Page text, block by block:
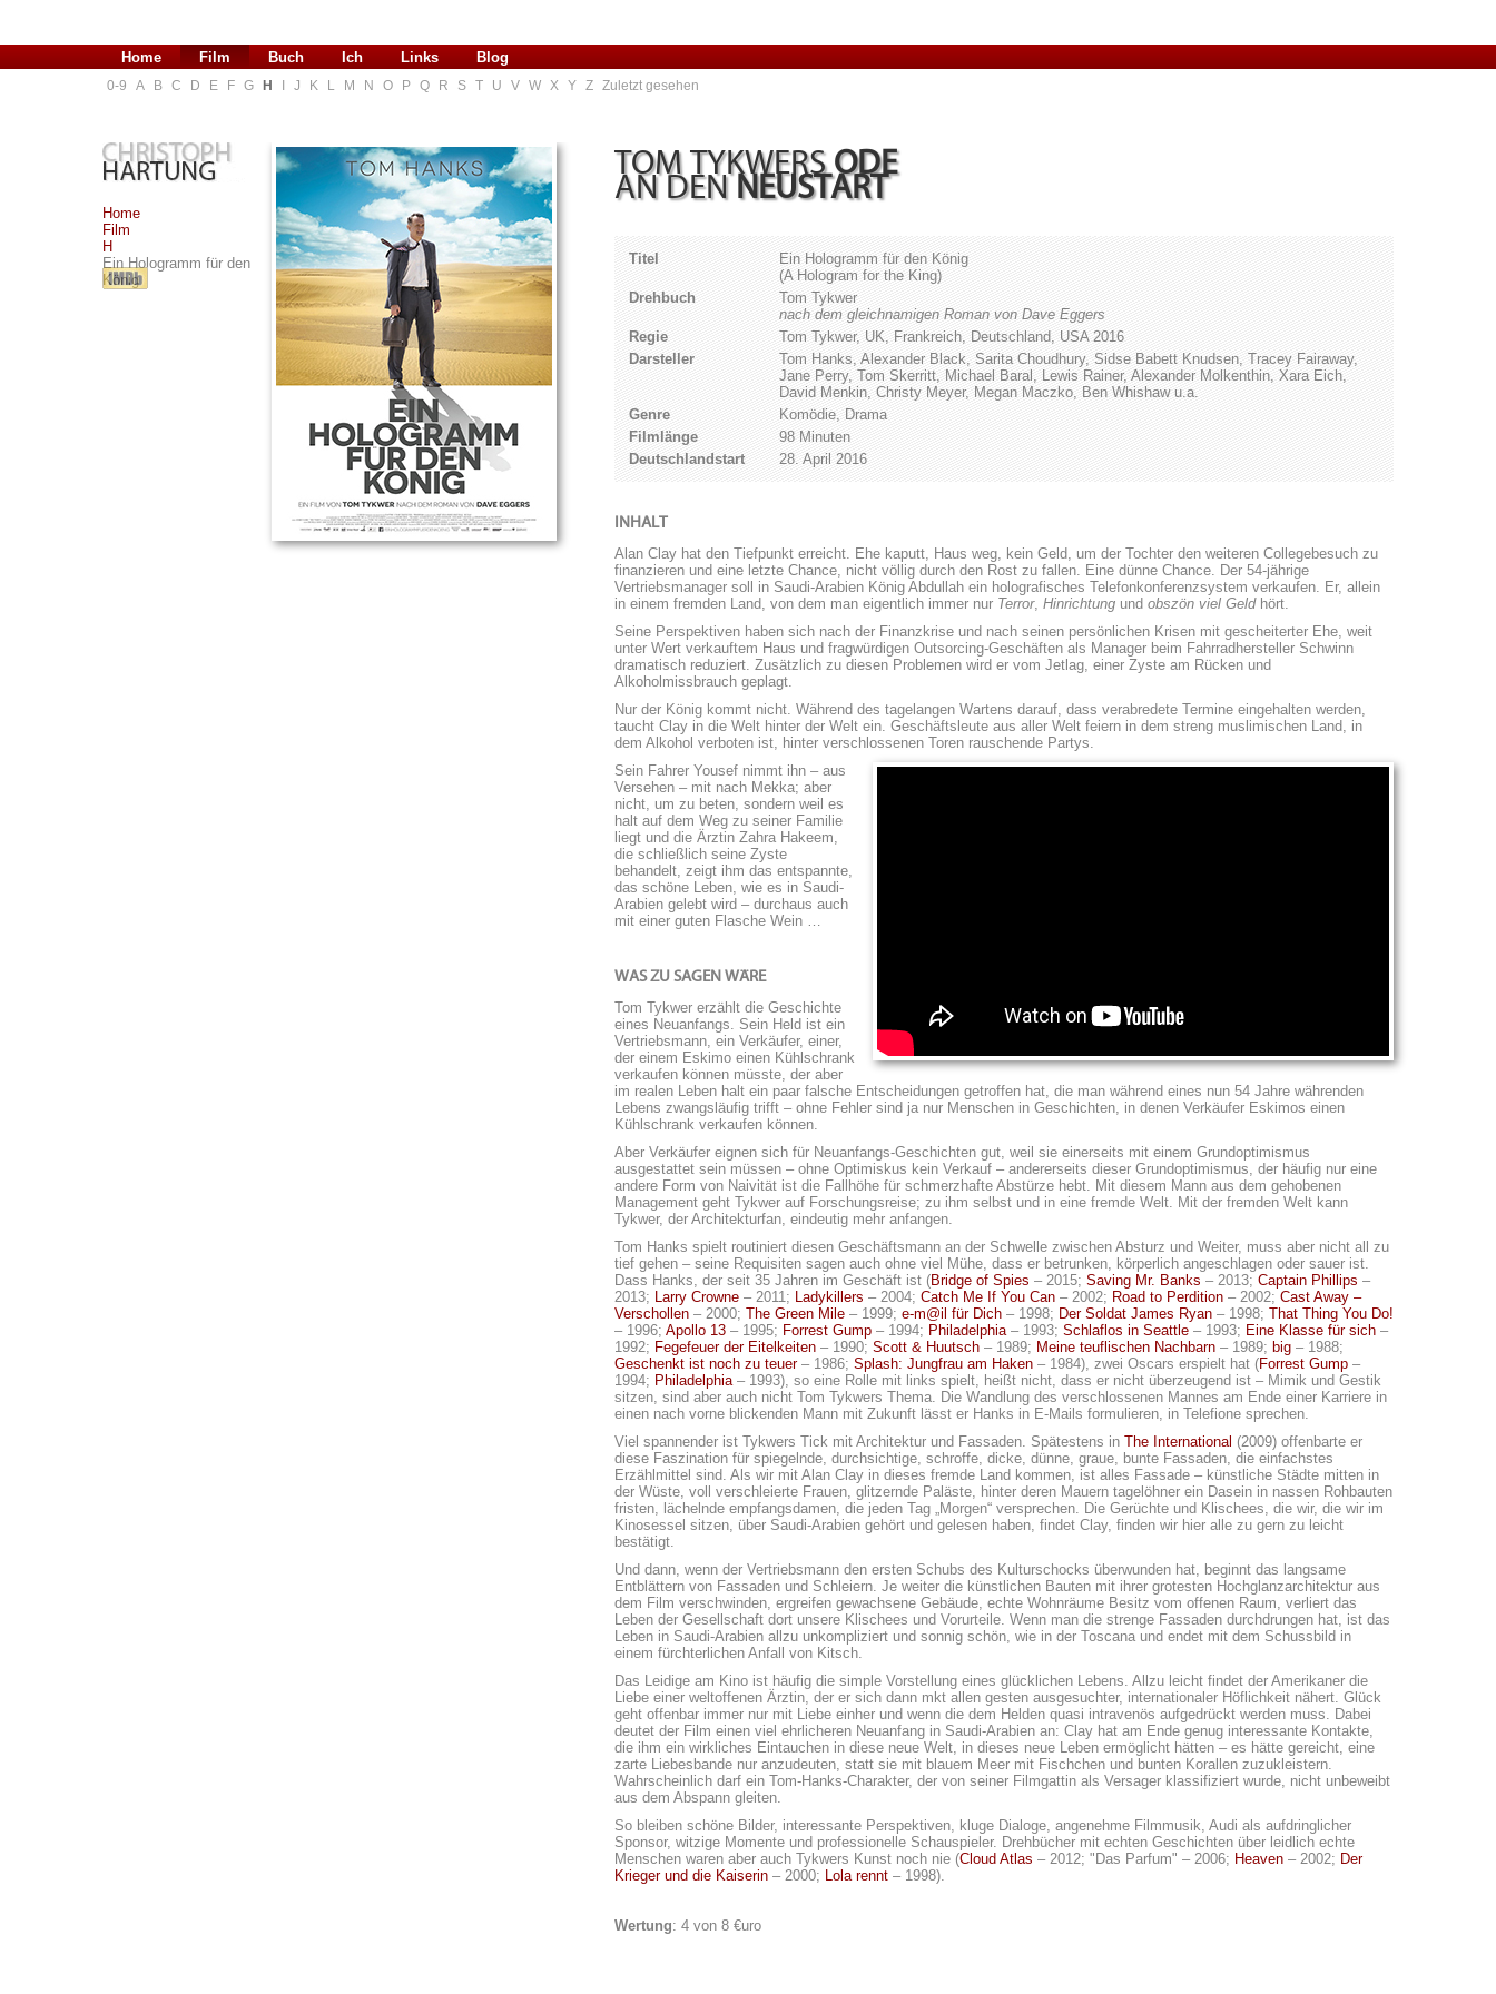
Home Film Buch Ich Links Blog
0-9 A B C D E F G H J K L M N O P Q R S T U V W X Y Z Zuletzt gesehen
Home
Film
H
Ein Hologramm für den
König
TOM TYKWERSODE
AN DEN NEUSTART
Titel
Ein Hologramm für den König
(A Hologram for the King)
Drehbuch
Tom Tykwer
nach dem gleichnamigen Roman von Dave Eggers
Regie
Tom Tykwer, UK, Frankreich, Deutschland, USA 2016
Darsteller
Tom Hanks, Alexander Black, Sarita Choudhury, Sidse Babett Knudsen, Tracey Fairaway,
Jane Perry, Tom Skerritt, Michael Baral, Lewis Rainer, Alexander Molkenthin, Xara Eich,
David Menkin, Christy Meyer, Megan Maczko, Ben Whishaw u.a.
Genre
Komödie, Drama
Filmlänge
98 Minuten
Deutschlandstart
28. April 2016
INHALT
Alan Clay hat den Tiefpunkt erreicht. Ehe kaputt, Haus weg, kein Geld, um der Tochter den weiteren Collegebesuch zu
finanzieren und eine letzte Chance, nicht völlig durch den Rost zu fallen. Eine dünne Chance. Der 54-jährige
Vertriebsmanager soll in Saudi-Arabien König Abdullah ein holografisches Telefonkonferenzsystem verkaufen. Er, allein
in einem fremden Land, von dem man eigentlich immer nur Terror, Hinrichtung und obszön viel Geldhört.
Seine Perspektiven haben sich nach der Finanzkrise und nach seinen persönlichen Krisen mit gescheiterter Ehe, weit
unter Wert verkauftem Haus und fragwürdigen Outsorcing-Geschäften als Manager beim Fahrradhersteller Schwinn
dramatisch reduziert. Zusätzlich zu diesen Problemen wird er vom Jetlag, einer Zyste am Rücken und
Alkoholmissbrauch geplagt.
Nur der König kommt nicht. Während des tagelangen Wartens darauf, dass verabredete Termine eingehalten werden,
taucht Clay in die Welt hinter der Welt ein. Geschäftsleute aus aller Welt feiern in dem streng muslimischen Land, in
dem Alkohol verboten ist, hinter verschlossenen Toren rauschende Partys.
Sein Fahrer Yousef nimmt ihn – aus
Versehen – mit nach Mekka; aber
nicht, um zu beten, sondern weil es
halt auf dem Weg zu seiner Familie
liegt und die Ärztin Zahra Hakeem,
die schließlich seine Zyste
behandelt, zeigt ihm das entspannte,
das schöne Leben, wie es in Saudi-
Arabien gelebt wird – durchaus auch
mit einer guten Flasche Wein …
WAS ZU SAGEN WÄRE
Tom Tykwer erzählt die Geschichte
eines Neuanfangs. Sein Held ist ein
Vertriebsmann, ein Verkäufer, einer,
der einem Eskimo einen Kühlschrank
verkaufen können müsste, der aber
im realen Leben halt ein paar falsche Entscheidungen getroffen hat, die man während eines nun 54 Jahre währenden
Lebens zwangsläufig trifft – ohne Fehler sind ja nur Menschen in Geschichten, in denen Verkäufer Eskimos einen
Kühlschrank verkaufen können.
Aber Verkäufer eignen sich für Neuanfangs-Geschichten gut, weil sie einerseits mit einem Grundoptimismus
ausgestattet sein müssen – ohne Optimiskus kein Verkauf – andererseits dieser Grundoptimismus, der häufig nur eine
andere Form von Naivität ist die Fallhöhe für schmerzhafte Abstürze hebt. Mit diesem Mann aus dem gehobenen
Management geht Tykwer auf Forschungsreise; zu ihm selbst und in eine fremde Welt. Mit der fremden Welt kann
Tykwer, der Architekturfan, eindeutig mehr anfangen.
Tom Hanks spielt routiniert diesen Geschäftsmann an der Schwelle zwischen Absturz und Weiter, muss aber nicht all zu
tief gehen – seine Requisiten sagen auch ohne viel Mühe, dass er betrunken, körperlich angeschlagen oder sauer ist.
Dass Hanks, der seit 35 Jahren im Geschäft ist (Bridge of Spies – 2015; Saving Mr. Banks – 2013; Captain Phillips –
2013; Larry Crowne – 2011; Ladykillers – 2004; Catch Me If You Can – 2002; Road to Perdition – 2002; Cast Away –
Verschollen – 2000; The Green Mile – 1999; e-m@il für Dich – 1998; Der Soldat James Ryan – 1998; That Thing You Do!
– 1996; Apollo 13 – 1995; Forrest Gump – 1994; Philadelphia– 1993; Schlaflos in Seattle – 1993; Eine Klasse für sich –
1992; Fegefeuer der Eitelkeiten – 1990; Scott & Huutsch – 1989; Meine teuflischen Nachbarn – 1989; big – 1988;
Geschenkt ist noch zu teuer– 1986; Splash: Jungfrau am Haken – 1984), zwei Oscars erspielt hat (Forrest Gump –
1994; Philadelphia– 1993), so eine Rolle mit links spielt, heißt nicht, dass er nicht überzeugend ist – Mimik und Gestik
sitzen, sind aber auch nicht Tom Tykwers Thema. Die Wandlung des verschlossenen Mannes am Ende einer Karriere in
einen nach vorne blickenden Mann mit Zukunft lässt er Hanks in E-Mails formulieren, in Telefione sprechen.
Viel spannender ist Tykwers Tick mit Architektur und Fassaden. Spätestens in The International (2009) offenbarte er
diese Faszination für spiegelnde, durchsichtige, schroffe, dicke, dünne, graue, bunte Fassaden, die einfachstes
Erzählmittel sind. Als wir mit Alan Clay in dieses fremde Land kommen, ist alles Fassade – künstliche Städte mitten in
der Wüste, voll verschleierte Frauen, glitzernde Paläste, hinter deren Mauern tagelöhner ein Dasein in nassen Rohbauten
fristen, lächelnde empfangsdamen, die jeden Tag „Morgen“ versprechen. Die Gerüchte und Klischees, die wir, die wir im
Kinosessel sitzen, über Saudi-Arabien gehört und gelesen haben, findet Clay, finden wir hier alle zu gern zu leicht
bestätigt.
Und dann, wenn der Vertriebsmann den ersten Schubs des Kulturschocks überwunden hat, beginnt das langsame
Entblättern von Fassaden und Schleiern. Je weiter die künstlichen Bauten mit ihrer grotesten Hochglanzarchitektur aus
dem Film verschwinden, ergreifen gewachsene Gebäude, echte Wohnräume Besitz vom offenen Raum, verliert das
Leben der Gesellschaft dort unsere Klischees und Vorurteile. Wenn man die strenge Fassaden durchdrungen hat, ist das
Leben in Saudi-Arabien allzu unkompliziert und sonnig schön, wie in der Toscana und endet mit dem Schussbild in
einem fürchterlichen Anfall von Kitsch.
Das Leidige am Kino ist häufig die simple Vorstellung eines glücklichen Lebens. Allzu leicht findet der Amerikaner die
Liebe einer weltoffenen Ärztin, der er sich dann mkt allen gesten ausgesuchter, internationaler Höflichkeit nähert. Glück
geht offenbar immer nur mit Liebe einher und wenn die dem Helden quasi intravenös aufgedrückt werden muss. Dabei
deutet der Film einen viel ehrlicheren Neuanfang in Saudi-Arabien an: Clay hat am Ende genug interessante Kontakte,
die ihm ein wirkliches Eintauchen in diese neue Welt, in dieses neue Leben ermöglicht hätten – es hätte gereicht, eine
zarte Liebesbande nur anzudeuten, statt sie mit blauem Meer mit Fischchen und bunten Korallen zuzukleistern.
Wahrscheinlich darf ein Tom-Hanks-Charakter, der von seiner Filmgattin als Versager klassifiziert wurde, nicht unbeweibt
aus dem Abspann gleiten.
So bleiben schöne Bilder, interessante Perspektiven, kluge Dialoge, angenehme Filmmusik, Audi als aufdringlicher
Sponsor, witzige Momente und professionelle Schauspieler. Drehbücher mit echten Geschichten über leidlich echte
Menschen waren aber auch Tykwers Kunst noch nie (Cloud Atlas – 2012; "Das Parfum" – 2006; Heaven – 2002; Der
Krieger und die Kaiserin – 2000; Lola rennt – 1998).
Wertung: 4 von 8 €uro